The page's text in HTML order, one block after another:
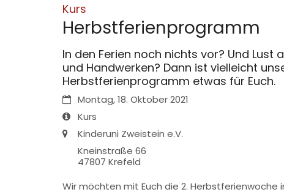
Kurs
Herbstferienprogramm
In den Ferien noch nichts vor? Und Lust
und Handwerken? Dann ist vielleicht
Herbstferienprogramm etwas für Euch.
Datum:Montag, 18. Oktober 2021
Art bzw. Nummer:
Kurs
Ort:Kinderuni Zweistein e.V.
Kneinstraße 66
47807 Krefeld
Wir möchten mit Euch die 2. Herbstferienwoche